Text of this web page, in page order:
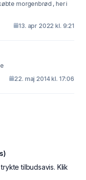
morgenbrød , her i
13. apr 2022 kl. 9:21
22. maj 2014 kl. 17:06
tilbudsavis. Klik